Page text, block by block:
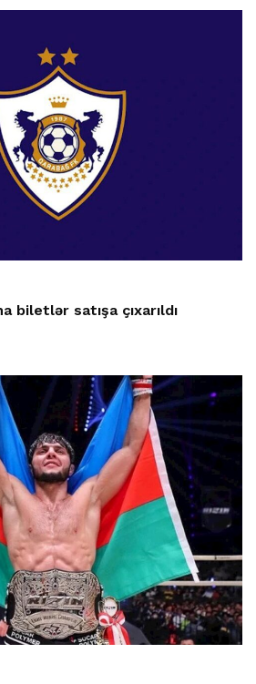
biletlər satışa çıxarıldı